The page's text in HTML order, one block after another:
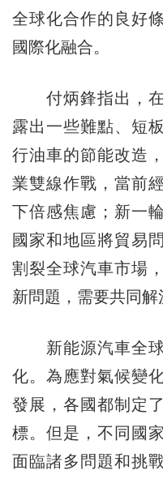
全球化合作的良好
國際化融合。
付炳鋒指出，在
露出一些難點、短
行油車的節能改造
業雙線作戰，當前
下倍感焦慮；新一
國家和地區將貿易
割裂全球汽車市場
新問題，需要共同解
新能源汽車全球
化。為應對氣候變
發展，各國都制定
標。但是，不同國
面臨諸多問題和挑